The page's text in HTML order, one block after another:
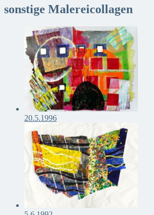
sonstige Malereicollagen
20.5.1996